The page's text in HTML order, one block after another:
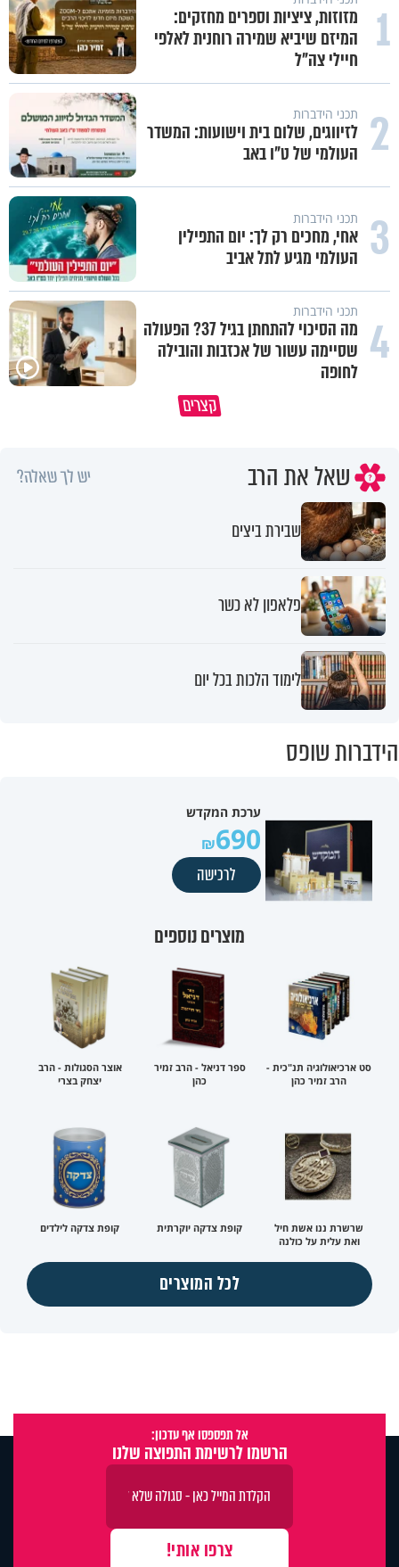
1
מזוזות, ציציות וספרים מחזקים:
המיזם שיביא שמירה רוחנית לאלפי
חיילי צה"ל
2 תכני הידברות
לזיווגים, שלום בית וישועות: המשדר
העולמי של ט"ו באב
3 תכני הידברות
אחי, מחכים רק לך: יום התפילין
העולמי מגיע לתל אביב
4 תכני הידברות
מה הסיכוי להתחתן בגיל 37? הפעולה
שסיימה עשור של אכזבות והובילה
לחופה
קצריםכל מה שנשבר יכול להיבנות מחדש
גם השולחן שבת שאתם
שאל את הרב יש לך שאלה?
שבירת ביצים
פלאפון לא כשר
לימוד הלכות בכל יום
הידברות שופס
ערכת המקדש
690
לרכישה
מוצרים נוספים
סט ארכיאולוגיה תנ"כית -
הרב זמיר כהן
ספר דניאל - הרב זמיר
כהן
אוצר הסגולות - הרב
יצחק בצרי
שרשרת ננו אשת חיל
ואת עלית על כולנה
קופת צדקה יוקרתית קופת צדקה לילדים
לכל המוצרים
אל תפספסו אף עדכון:
הרשמו לרשימת התפוצה שלנו